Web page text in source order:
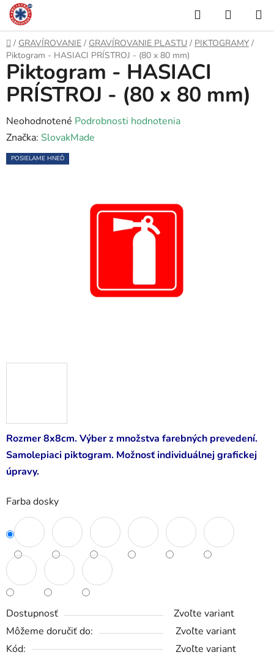
Prejsť
na
obsah
Hľadať
KOŠÍK
Domov
/ GRAVÍROVANIE / GRAVÍROVANIE PLASTU / PIKTOGRAMY /
Piktogram - HASIACI PRÍSTROJ - (80 x 80 mm)
Rozmer 8x8cm. Výber z množstva farebných prevedení.
Samolepiaci piktogram. Možnosť individuálnej grafickej
úpravy.
Farba dosky
Dostupnosť
Zvoľte variant
Môžeme doručiť do:
Zvoľte variant
Kód:
Zvoľte variant
Piktogram - HASIACI
PRÍSTROJ - (80 x 80 mm)
Priemerné
hodnotenie
produktu
Neohodnotené Podrobnosti hodnotenia
Značka: SlovakMade
POSIELAME HNEĎ